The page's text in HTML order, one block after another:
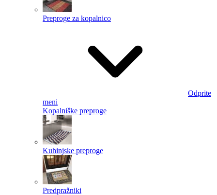
Preproge za kopalnico
Odprite
meni
Kopalniške preproge
Kuhinjske preproge
Predpražniki